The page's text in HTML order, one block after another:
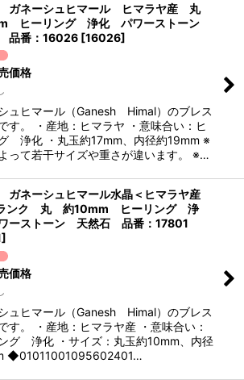
ガネーシュヒマール ヒマラヤ産 丸
ヒーリング 浄化 パワーストーン
品番：16026 [16026]
価格
ュヒマール（Ganesh Himal）のブレス
す。 ・産地：ヒマラヤ ・意味合い：ヒ
浄化 ・丸玉約17mm、内径約19mm ※
って若干サイズや重さが違います。 ※…
ネーシュヒマール水晶＜ヒマラヤ産
ンク 丸 約10mm ヒーリング 浄
ーストーン 天然石 品番：17801
]
価格
ュヒマール（Ganesh Himal）のブレス
す。 ・産地：ヒマラヤ産 ・意味合い：
グ 浄化 ・サイズ：丸玉約10mm、内径
◆01011001095602401…